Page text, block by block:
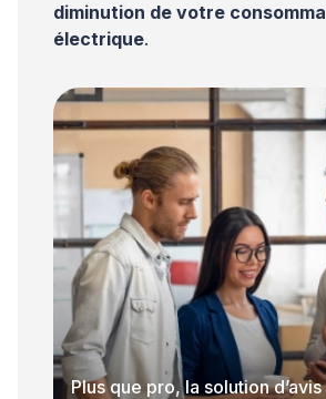
diminution de votre
électrique.
Plus que pro, la solution